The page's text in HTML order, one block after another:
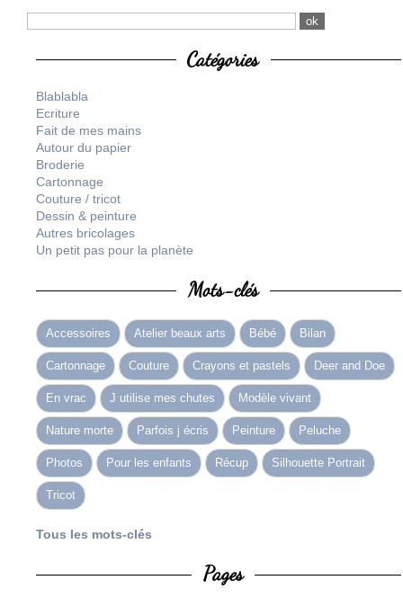
Catégories
Blablabla
Ecriture
Fait de mes mains
Autour du papier
Broderie
Cartonnage
Couture / tricot
Dessin & peinture
Autres bricolages
Un petit pas pour la planète
Mots-clés
Accessoires Atelier beaux arts Bébé Bilan
Cartonnage Couture Crayons et pastels Deer and Doe
En vrac J utilise mes chutes Modèle vivant
Nature morte Parfois j écris Peinture Peluche
Photos Pour les enfants Récup Silhouette Portrait
Tricot
Tous les mots-clés
Pages